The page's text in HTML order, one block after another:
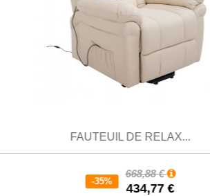
FAUTEUIL DE RELAX...
668,88 €
434,77 €